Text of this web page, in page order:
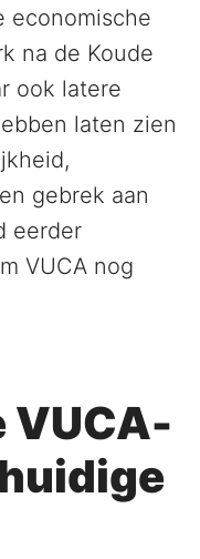
economische
na de Koude
ook latere
laten zien
gebrek aan
eerder
VUCA nog
VUCA-